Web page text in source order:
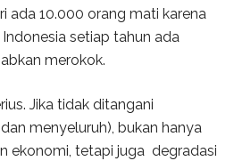
ada 10.000 orang mati karena
setiap tahun ada
merokok.
Jika tidak ditangani
menyeluruh), bukan hanya
ekonomi, tetapi juga degradasi